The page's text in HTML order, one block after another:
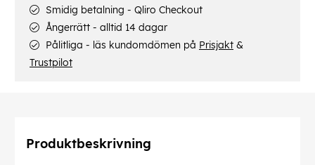
Smidig betalning - Qliro Checkout
Ångerrätt - alltid 14 dagar
Pålitliga - läs kundomdömen på Prisjakt &
Trustpilot
Produktbeskrivning